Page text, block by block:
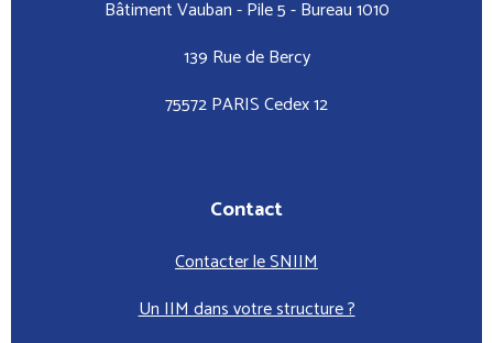
Bâtiment Vauban - Pile 5 - Bureau 1010
139 Rue de Bercy
75572 PARIS Cedex 12
Contact
Contacter le SNIIM
Un IIM dans votre structure ?